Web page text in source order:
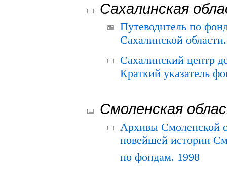
Сахалинская
Путеводитель по
Сахалинской
Сахалинский центр
Краткий указатель
Смоленская
Архивы Смоленской
новейшей истории
по фондам. 1998